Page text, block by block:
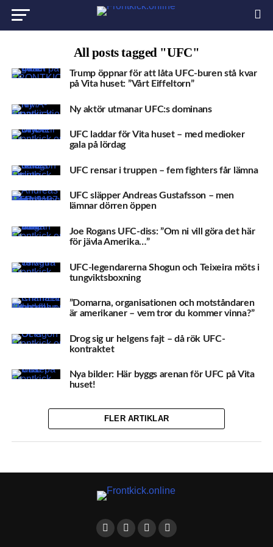
All posts tagged "UFC"
Trump öppnar för att låta UFC-buren stå kvar
på Vita huset: ”Vårt Eiffeltorn”
Ny aktör utmanar UFC:s dominans
UFC laddar för Vita huset – med medioker
gala på lördag
UFC rensar i truppen – fem fighters får lämna
UFC släpper Andreas Gustafsson – men
lämnar dörren öppen
Joe Rogans UFC-diss: ”Om ni vill göra det här
för jävla Amerika…”
UFC-legendarerna Shogun och Teixeira möts i
tungviktsboxning
”Domarna, organisationen och motståndaren
är amerikaner – vem tror du kommer vinna?”
Drog sig ur helgens fajt – då rök UFC-
kontraktet
Nya bilder: Här byggs arenan för UFC på Vita
huset!
FLER ARTIKLAR